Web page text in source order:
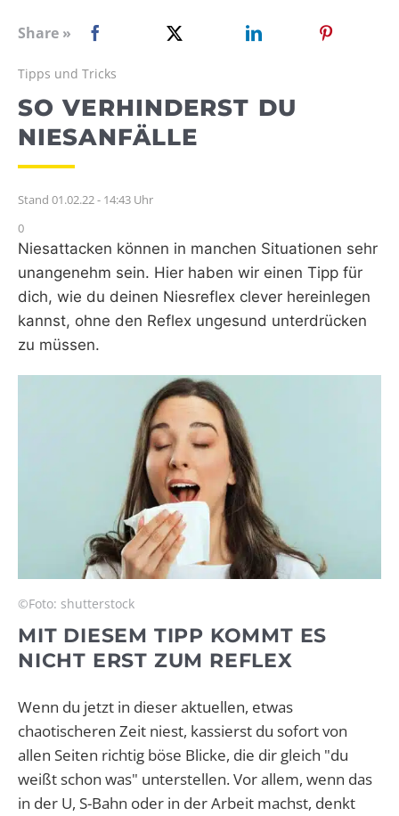
WEBRADIO
Share »
Tipps und Tricks
SO VERHINDERST DU
NIESANFÄLLE
Stand 01.02.22 - 14:43 Uhr
0
Niesattacken können in manchen Situationen sehr
unangenehm sein. Hier haben wir einen Tipp für
dich, wie du deinen Niesreflex clever hereinlegen
kannst, ohne den Reflex ungesund unterdrücken
zu müssen.
©Foto: shutterstock
MIT DIESEM TIPP KOMMT ES
NICHT ERST ZUM REFLEX
Wenn du jetzt in dieser aktuellen, etwas
chaotischeren Zeit niest, kassierst du sofort von
allen Seiten richtig böse Blicke, die dir gleich "du
weißt schon was" unterstellen. Vor allem, wenn das
in der U, S-Bahn oder in der Arbeit machst, denkt